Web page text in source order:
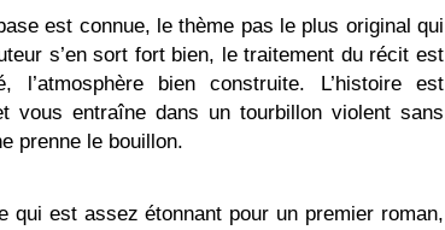
est connue, le thème pas le plus original qui
s’en sort fort bien, le traitement du récit est
l’atmosphère bien construite. L’histoire est
vous entraîne dans un tourbillon violent sans
prenne le bouillon.
qui est assez étonnant pour un premier roman,